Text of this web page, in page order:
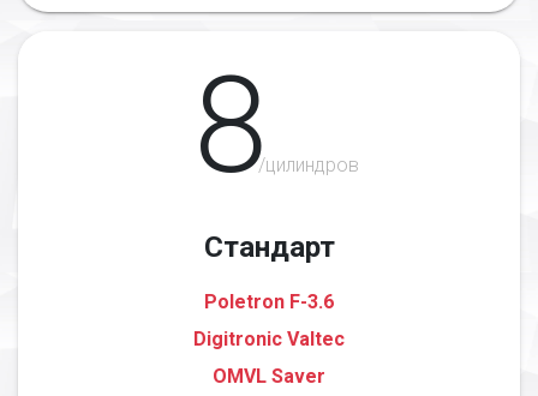
8/цилиндров
Стандарт
Poletron F-3.6
Digitronic Valtec
OMVL Saver